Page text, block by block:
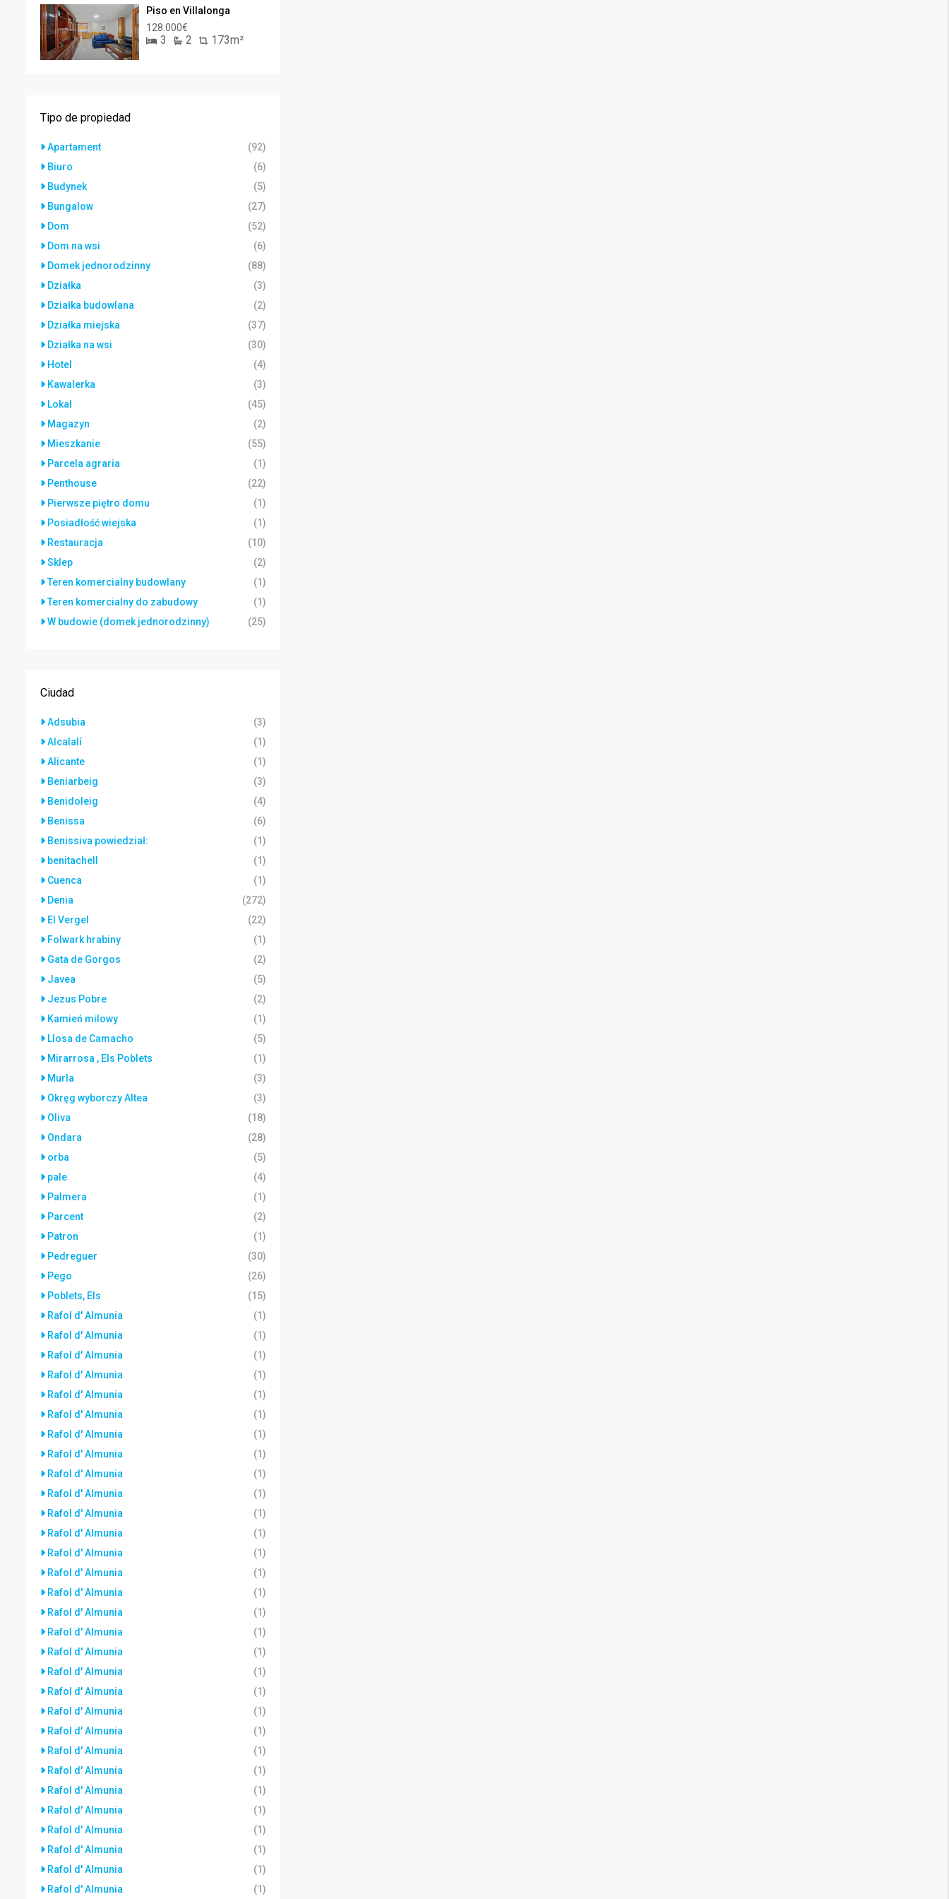
Piso en Villalonga
128.000€
3 2 173m²
Tipo de propiedad
Apartament
(92)
Biuro
(6)
Budynek
(5)
Bungalow
(27)
Dom
(52)
Dom na wsi
(6)
Domek jednorodzinny
(88)
Działka
(3)
Działka budowlana
(2)
Działka miejska
(37)
Działka na wsi
(30)
Hotel
(4)
Kawalerka
(3)
Lokal
(45)
Magazyn
(2)
Mieszkanie
(55)
Parcela agraria
(1)
Penthouse
(22)
Pierwsze piętro domu
(1)
Posiadłość wiejska
(1)
Restauracja
(10)
Sklep
(2)
Teren komercialny budowlany
(1)
Teren komercialny do zabudowy
(1)
W budowie (domek jednorodzinny)
(25)
Ciudad
Adsubia
(3)
Alcalalí
(1)
Alicante
(1)
Beniarbeig
(3)
Benidoleig
(4)
Benissa
(6)
Benissiva powiedział:
(1)
benitachell
(1)
Cuenca
(1)
Denia
(272)
El Vergel
(22)
Folwark hrabiny
(1)
Gata de Gorgos
(2)
Javea
(5)
Jezus Pobre
(2)
Kamień milowy
(1)
Llosa de Camacho
(5)
Mirarrosa , Els Poblets
(1)
Murla
(3)
Okręg wyborczy Altea
(3)
Oliva
(18)
Ondara
(28)
orba
(5)
pale
(4)
Palmera
(1)
Parcent
(2)
Patron
(1)
Pedreguer
(30)
Pego
(26)
Poblets, Els
(15)
Rafol d' Almunia
(1)
Rafol d' Almunia
(1)
Rafol d' Almunia
(1)
Rafol d' Almunia
(1)
Rafol d' Almunia
(1)
Rafol d' Almunia
(1)
Rafol d' Almunia
(1)
Rafol d' Almunia
(1)
Rafol d' Almunia
(1)
Rafol d' Almunia
(1)
Rafol d' Almunia
(1)
Rafol d' Almunia
(1)
Rafol d' Almunia
(1)
Rafol d' Almunia
(1)
Rafol d' Almunia
(1)
Rafol d' Almunia
(1)
Rafol d' Almunia
(1)
Rafol d' Almunia
(1)
Rafol d' Almunia
(1)
Rafol d' Almunia
(1)
Rafol d' Almunia
(1)
Rafol d' Almunia
(1)
Rafol d' Almunia
(1)
Rafol d' Almunia
(1)
Rafol d' Almunia
(1)
Rafol d' Almunia
(1)
Rafol d' Almunia
(1)
Rafol d' Almunia
(1)
Rafol d' Almunia
(1)
Rafol d' Almunia
(1)